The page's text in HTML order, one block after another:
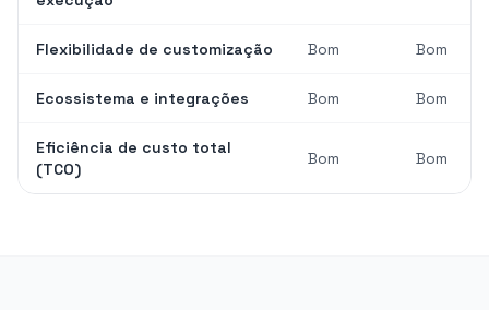
Flexibilidade de customização Bom Bom
Ecossistema e integrações Bom Bom
Eficiência de custo total
(TCO)
Bom Bom